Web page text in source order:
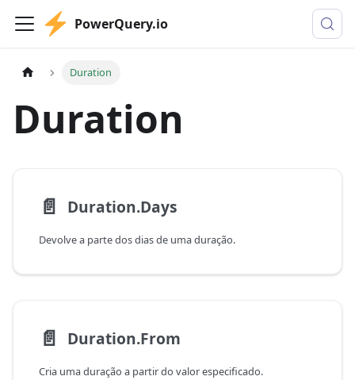
PowerQuery.io
Duration
Duration
📄️ Duration.Days
Devolve a parte dos dias de uma duração.
📄️ Duration.From
Cria uma duração a partir do valor especificado.